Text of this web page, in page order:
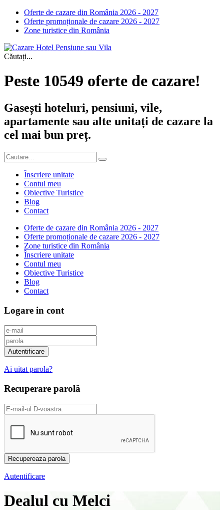
Oferte de cazare din România 2026 - 2027
Oferte promoționale de cazare 2026 - 2027
Zone turistice din România
Căutați...
Peste 10549 oferte de cazare!
Gasești hoteluri, pensiuni, vile,
apartamente sau alte unitați de cazare la
cel mai bun preț.
Înscriere unitate
Contul meu
Obiective Turistice
Blog
Contact
Oferte de cazare din România 2026 - 2027
Oferte promoționale de cazare 2026 - 2027
Zone turistice din România
Înscriere unitate
Contul meu
Obiective Turistice
Blog
Contact
Logare in cont
Ai uitat parola?
Recuperare parolă
Autentificare
Dealul cu Melci